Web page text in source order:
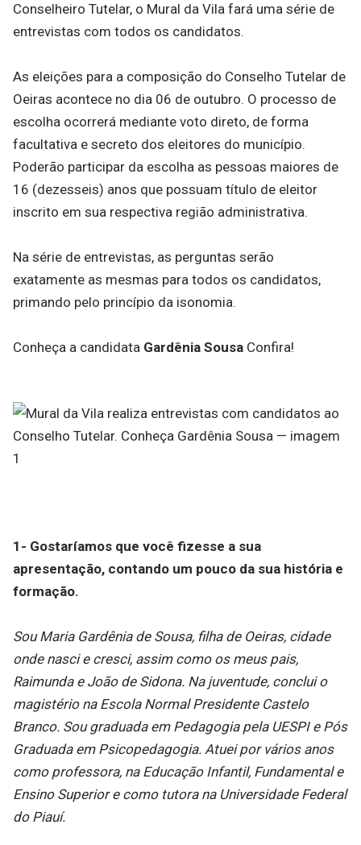
Conselheiro Tutelar, o Mural da Vila fará uma série de
entrevistas com todos os candidatos.
As eleições para a composição do Conselho Tutelar de
Oeiras acontece no dia 06 de outubro. O processo de
escolha ocorrerá mediante voto direto, de forma
facultativa e secreto dos eleitores do município.
Poderão participar da escolha as pessoas maiores de
16 (dezesseis) anos que possuam título de eleitor
inscrito em sua respectiva região administrativa.
Na série de entrevistas, as perguntas serão
exatamente as mesmas para todos os candidatos,
primando pelo princípio da isonomia.
Conheça a candidata Gardênia Sousa Confira!
1- Gostaríamos que você fizesse a sua
apresentação, contando um pouco da sua história e
formação.
Sou Maria Gardênia de Sousa, filha de Oeiras, cidade
onde nasci e cresci, assim como os meus pais,
Raimunda e João de Sidona. Na juventude, conclui o
magistério na Escola Normal Presidente Castelo
Branco. Sou graduada em Pedagogia pela UESPI e Pós
Graduada em Psicopedagogia. Atuei por vários anos
como professora, na Educação Infantil, Fundamental e
Ensino Superior e como tutora na Universidade Federal
do Piauí.